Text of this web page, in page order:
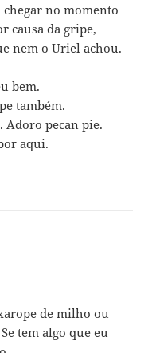
no momento
causa da gripe,
nem o Uriel achou.
bem.
também.
Adoro pecan pie.
aqui.
de milho ou
tem algo que eu